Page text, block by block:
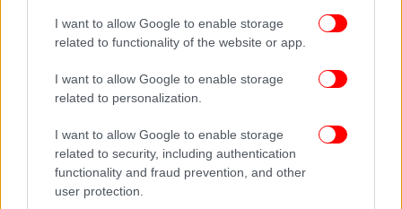
I want to allow Google to enable storage
related to functionality of the website or app.
I want to allow Google to enable storage
related to personalization.
I want to allow Google to enable storage
related to security, including authentication
functionality and fraud prevention, and other
user protection.
Παραφούσκωσε το ηφαίστειο της Σαντορίνης –
Οι βίλες «ψήλωσαν» κατά 14 εκατοστά σε 16
μήνες